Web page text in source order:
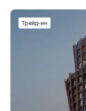
Трейд-ин